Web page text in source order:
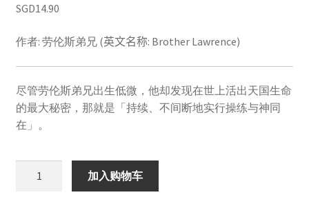
5，已有位
评价
SGD14.90
作者: 劳伦斯弟兄 (英文名称: Brother Lawrence)
尽管劳伦斯弟兄出生低微，他却发现在世上活出天国生命
的最大秘密，那就是「持续、不间断地实行操练与神同
在」。
加入购物车